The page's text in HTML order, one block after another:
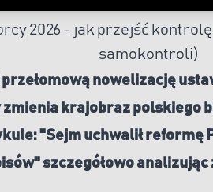
2026 - jak przejść
samokontroli)
przełomową nowelizację
zmienia krajobraz polskiego
"Sejm uchwalił reformę
szczegółowo